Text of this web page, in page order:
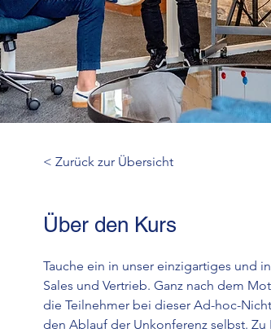
< Zurück zur Übersicht
Über den Kurs
Tauche ein in unser einzigartiges und
Sales und Vertrieb. Ganz nach dem
die Teilnehmer bei dieser Ad-hoc-
den Ablauf der Unkonferenz selbst.